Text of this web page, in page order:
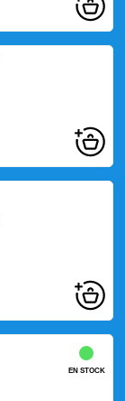
EN STOCK